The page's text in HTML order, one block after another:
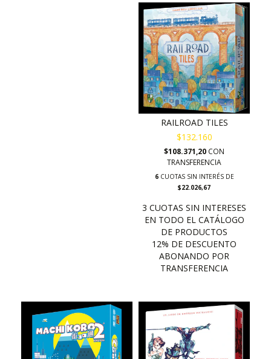
RAILROAD TILES
$132.160
$108.371,20 CON
TRANSFERENCIA
6CUOTAS SIN INTERÉS DE
$22.026,67